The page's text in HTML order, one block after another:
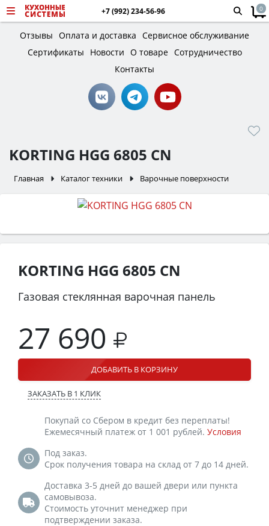
+7 (992) 234-56-96 0
Отзывы Оплата и доставка Сервисное обслуживание
Сертификаты
Новости О товаре Сотрудничество
Контакты
KORTING HGG 6805 CN
Главная Каталог техники Варочные поверхности
KORTING HGG 6805 CN
Газовая стеклянная варочная панель
27 690
ДОБАВИТЬ В КОРЗИНУ
ЗАКАЗАТЬ В 1 КЛИК
Покупай со Сбером в кредит без переплаты!
Ежемесячный платеж от 1 001 рублей. Условия
Под заказ.
Срок получения товара на склад от 7 до 14 дней.
Доставка 3-5 дней до вашей двери или пункта
самовывоза.
Стоимость уточнит менеджер при
подтверждении заказа.